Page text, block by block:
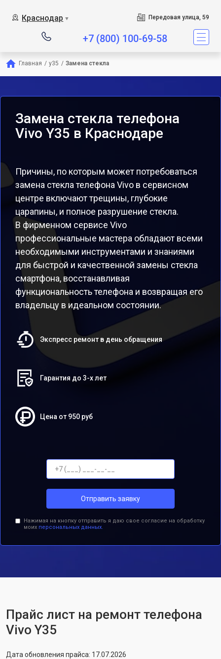
Краснодар ▼ Передовая улица, 59
+7 (800) 100-69-58
Главная / y35 / Замена стекла
Замена стекла телефона
Vivo Y35 в Краснодаре
Причины, по которым может потребоваться
замена стекла телефона Vivo в сервисном
центре включают трещины, глубокие
царапины, и полное разрушение стекла.
В фирменном сервисе Vivo
профессиональные мастера обладают всеми
необходимыми инструментами и знаниями
для быстрой и качественной замены стекла
смартфона, восстанавливая
функциональность телефона и возвращая его
владельцу в идеальном состоянии.
Экспресс ремонт в день обращения
Гарантия до 3-х лет
Цена от 950 руб
Отправить заявку
Нажимая на кнопку отправить я даю свое согласие на обработку
моих персональных данных.
Прайс лист на ремонт телефона
Vivo Y35
Дата обновления прайса: 17.07.2026